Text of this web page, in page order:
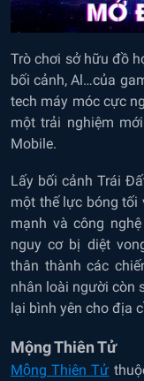
Trò chơi sở hữu đồ
bối cảnh, Al…của
tech máy móc cực
một trải nghiệm
Mobile.
Lấy bối cảnh Trái
một thế lực bóng tối
mạnh và công
nguy cơ bị diệt
thân thành các
nhân loài người còn
lại bình yên cho địa
Mộng Thiên Tử
Mộng Thiên Tử